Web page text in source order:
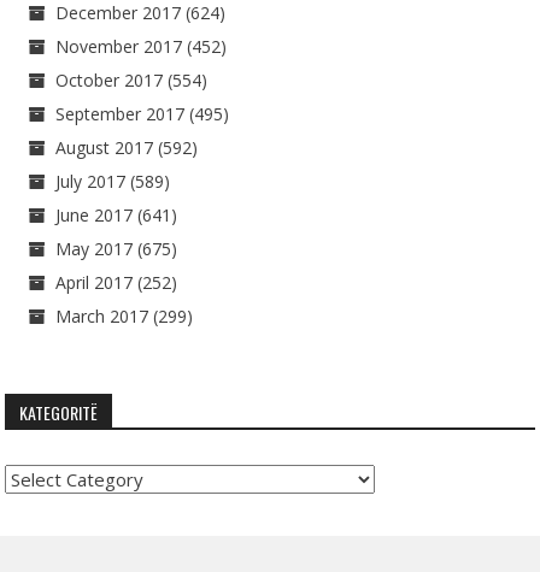
December 2017 (624)
November 2017 (452)
October 2017 (554)
September 2017 (495)
August 2017 (592)
July 2017 (589)
June 2017 (641)
May 2017 (675)
April 2017 (252)
March 2017 (299)
KATEGORITË
Kategoritë